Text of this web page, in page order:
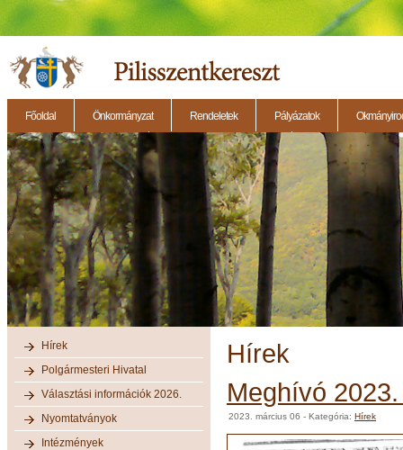
Főoldal Önkormányzat Rendeletek Pályázatok
2014.11.27. - Testületi ülés 2014.12.28. - Testületi ülés 2014.11.13. - Testületi
Hírek
Polgármesteri Hivatal
Választási információk 2026.
Nyomtatványok
Intézmények
Hírek
Meghívó
2023. március 06 - Kategória: Hírek